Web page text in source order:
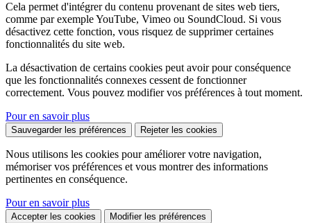
Cela permet d'intégrer du contenu provenant de sites web tiers,
comme par exemple YouTube, Vimeo ou SoundCloud. Si vous
désactivez cette fonction, vous risquez de supprimer certaines
fonctionnalités du site web.
La désactivation de certains cookies peut avoir pour conséquence
que les fonctionnalités connexes cessent de fonctionner
correctement. Vous pouvez modifier vos préférences à tout moment.
Pour en savoir plus
Sauvegarder les préférences Rejeter les cookies
Nous utilisons les cookies pour améliorer votre navigation,
mémoriser vos préférences et vous montrer des informations
pertinentes en conséquence.
Pour en savoir plus
Accepter les cookies Modifier les préférences